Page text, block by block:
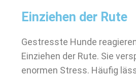
Einziehen der Rute
Gestresste Hunde
Einziehen der Rute. Sie
enormen Stress. Häufig